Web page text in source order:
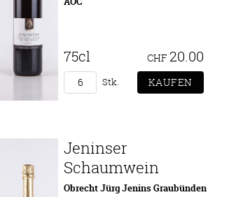
75cl CHF 20.00
Stk.
Jeninser
Schaumwein
Obrecht Jürg Jenins Graubünden